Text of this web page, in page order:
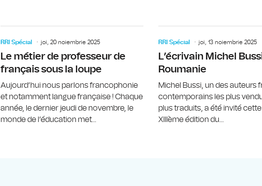
RRI Spécial joi, 20 noiembrie 2025
Le métier de professeur de
français sous la loupe
Aujourd’hui nous parlons francophonie
et notamment langue française ! Chaque
année, le dernier jeudi de novembre, le
monde de l’éducation met...
RRI Spécial joi, 13 noiembrie 2025
L’écrivain Michel
Roumanie
Michel Bussi, un des auteurs
contemporains les plus
plus traduits, a été invité
XIIIème édition du...